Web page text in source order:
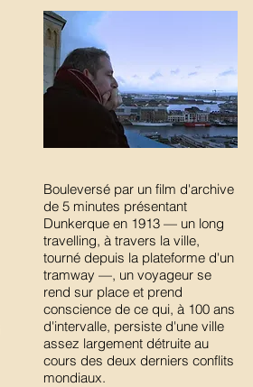
Bouleversé par un film d'archive
de 5 minutes présentant
Dunkerque en 1913 — un long
travelling, à travers la ville,
tourné depuis la plateforme d'un
tramway —, un voyageur se
rend sur place et prend
conscience de ce qui, à 100 ans
d'intervalle, persiste d'une ville
assez largement détruite au
cours des deux derniers conflits
mondiaux.